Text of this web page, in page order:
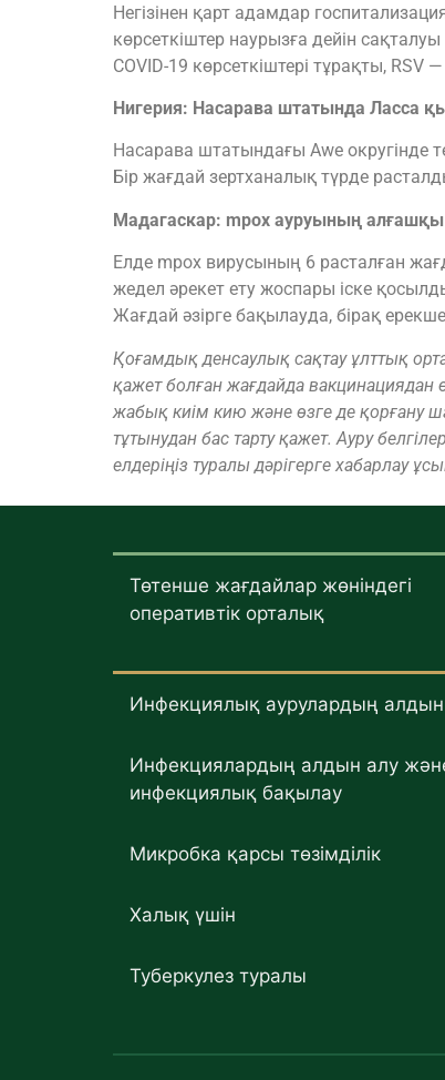
Негізінен қарт адамдар
көрсеткіштер наурызға дейін
COVID-19 көрсеткіштері тұрақты, RSV
Нигерия: Насарава штатында Ласса
Насарава штатындағы Awe округінде
Бір жағдай зертханалық түрде
Мадагаскар: mpox ауруының
Елде mpox вирусының 6 расталған
жедел әрекет ету жоспары іске
Жағдай әзірге бақылауда, бірақ
Қоғамдық денсаулық сақтау ұлттық
қажет болған жағдайда вакцинациядан
жабық киім кию және өзге де қорғану
тұтынудан бас тарту қажет. Ауру
елдеріңіз туралы дәрігерге хабарлау
Төтенше жағдайлар жөніндегі
оперативтік орталық
Инфекциялық аурулардың
Инфекциялардың алдын алу
инфекциялық бақылау
Микробка қарсы төзімділік
Халық үшін
Туберкулез туралы